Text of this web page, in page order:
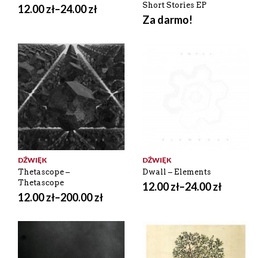
12.00zł–24.00zł
Short Stories EP
Za darmo!
DŹWIĘK
Thetascope –
Thetascope
12.00zł–200.00zł
DŹWIĘK
Dwall – Elements
12.00zł–24.00zł